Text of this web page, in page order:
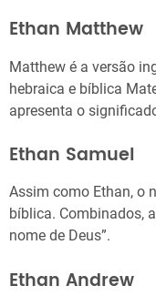
Ethan Matthew
Matthew é a versão
hebraica e bíblica
apresenta o
Ethan Samuel
Assim como Ethan, o
bíblica. Combinados,
nome de Deus”.
Ethan Andrew